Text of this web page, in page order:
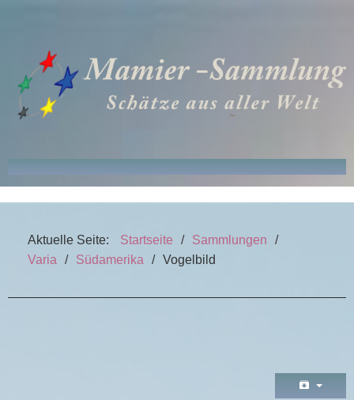
SAMMLUNGEN
Aktuelle Seite: Startseite / Sammlungen
/
Varia
/ Südamerika / Vogelbild